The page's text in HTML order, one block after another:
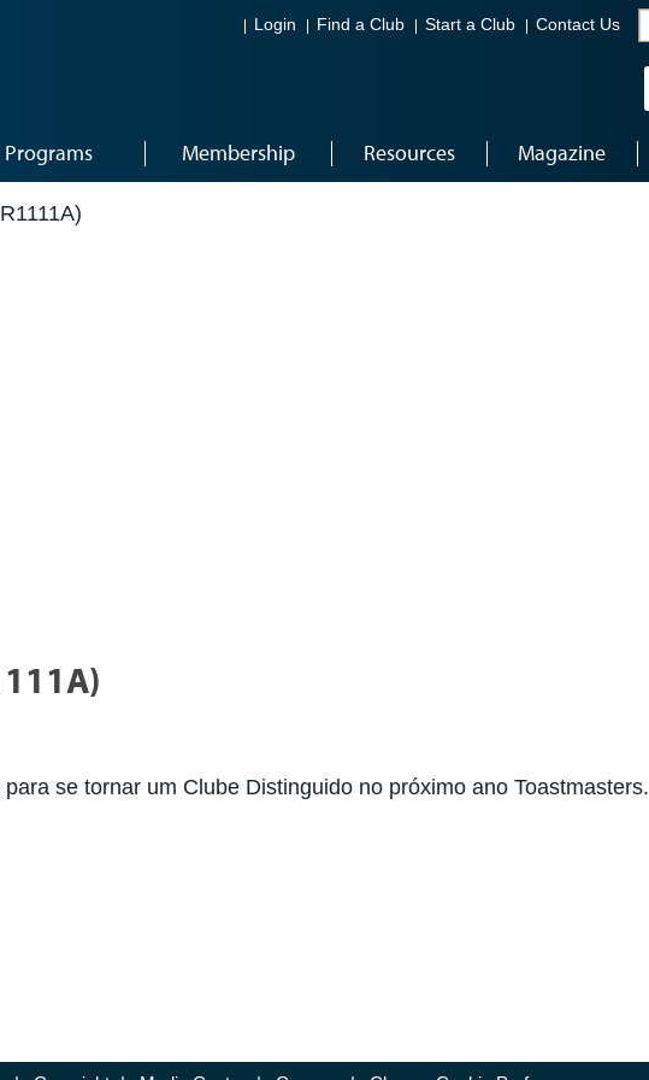
Login Find a Club Start a Club Contact Us
Membership Resources Magazine
se tornar um Clube Distinguido no próximo ano Toastmasters.